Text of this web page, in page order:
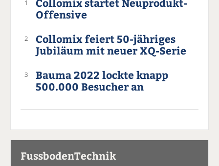
1
Offensive
2
Collomix feiert 50-jähriges
Jubiläum mit neuer XQ-Serie
3
Bauma 2022 lockte knapp
500.000 Besucher an
FussbodenTechnik